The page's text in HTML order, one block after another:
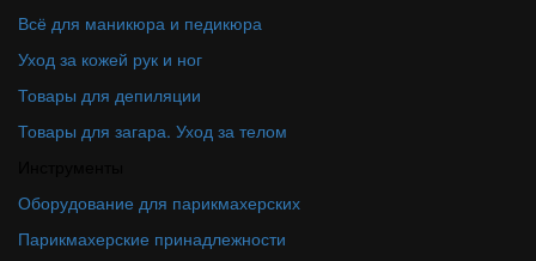
Всё для маникюра и педикюра
Уход за кожей рук и ног
Товары для депиляции
Товары для загара. Уход за телом
Оборудование для парикмахерских
Парикмахерские принадлежности